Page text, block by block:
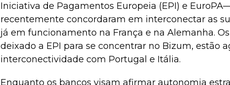
Iniciativa de Pagamentos Europeia (EPI) e
recentemente concordaram em interconectar as
já em funcionamento na França e na Alemanha.
deixado a EPI para se concentrar no Bizum, estão
interconectividade com Portugal e Itália.
Enquanto os bancos visam afirmar autonomia